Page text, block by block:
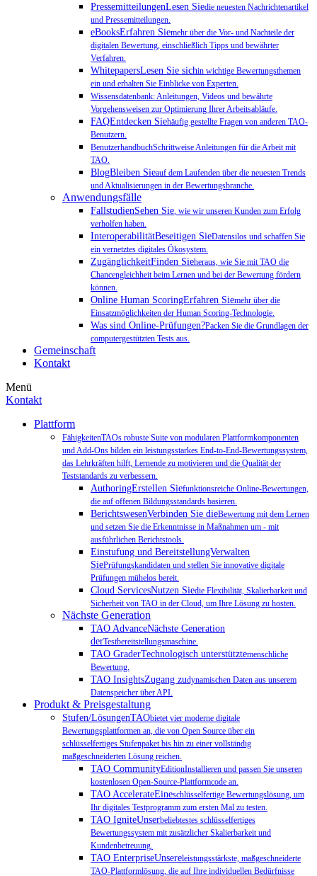
PressemitteilungenLesen Siedie neuesten Nachrichtenartikel
und Pressemitteilungen.
eBooksErfahren Siemehr über die Vor- und Nachteile der
digitalen Bewertung, einschließlich Tipps und bewährter
Verfahren.
WhitepapersLesen Sie sichin wichtige Bewertungsthemen
ein und erhalten Sie Einblicke von Experten.
Wissensdatenbank: Anleitungen, Videos und bewährte
Vorgehensweisen zur Optimierung Ihrer Arbeitsabläufe.
FAQEntdecken Siehäufig gestellte Fragen von anderen TAO-
Benutzern.
BenutzerhandbuchSchrittweise Anleitungen für die Arbeit mit
TAO.
BlogBleiben Sieauf dem Laufenden über die neuesten Trends
und Aktualisierungen in der Bewertungsbranche.
Anwendungsfälle
FallstudienSehen Sie, wie wir unseren Kunden zum Erfolg
verholfen haben.
InteroperabilitätBeseitigen SieDatensilos und schaffen Sie
ein vernetztes digitales Ökosystem.
ZugänglichkeitFinden Sieheraus, wie Sie mit TAO die
Chancengleichheit beim Lernen und bei der Bewertung fördern
können.
Online Human ScoringErfahren Siemehr über die
Einsatzmöglichkeiten der Human Scoring-Technologie.
Was sind Online-Prüfungen?Packen Sie die Grundlagen der
computergestützten Tests aus.
Gemeinschaft
Kontakt
Menü
Kontakt
Plattform
FähigkeitenTAOs robuste Suite von modularen Plattformkomponenten
und Add-Ons bilden ein leistungsstarkes End-to-End-Bewertungssystem,
das Lehrkräften hilft, Lernende zu motivieren und die Qualität der
Teststandards zu verbessern.
AuthoringErstellen Siefunktionsreiche Online-Bewertungen,
die auf offenen Bildungsstandards basieren.
BerichtswesenVerbinden Sie dieBewertung mit dem Lernen
und setzen Sie die Erkenntnisse in Maßnahmen um - mit
ausführlichen Berichtstools.
Einstufung und BereitstellungVerwalten
SiePrüfungskandidaten und stellen Sie innovative digitale
Prüfungen mühelos bereit.
Cloud ServicesNutzen Siedie Flexibilität, Skalierbarkeit und
Sicherheit von TAO in der Cloud, um Ihre Lösung zu hosten.
Nächste Generation
TAO AdvanceNächste Generation
derTestbereitstellungsmaschine.
TAO GraderTechnologisch unterstütztemenschliche
Bewertung.
TAO InsightsZugang zudynamischen Daten aus unserem
Datenspeicher über API.
Produkt & Preisgestaltung
Stufen/LösungenTAObietet vier moderne digitale
Bewertungsplattformen an, die von Open Source über ein
schlüsselfertiges Stufenpaket bis hin zu einer vollständig
maßgeschneiderten Lösung reichen.
TAO CommunityEditionInstallieren und passen Sie unseren
kostenlosen Open-Source-Plattformcode an.
TAO AccelerateEineschlüsselfertige Bewertungslösung, um
Ihr digitales Testprogramm zum ersten Mal zu testen.
TAO IgniteUnserbeliebtestes schlüsselfertiges
Bewertungssystem mit zusätzlicher Skalierbarkeit und
Kundenbetreuung.
TAO EnterpriseUnsereleistungsstärkste, maßgeschneiderte
TAO-Plattformlösung, die auf Ihre individuellen Bedürfnisse